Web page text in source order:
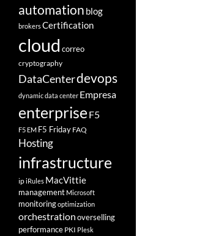
automation blog
brokersCertification
cloud correo
cryptography
DataCenterdevops
dynamic data center Empresa
enterprise F5
F5 EM F5 Friday FAQ
Hosting
infrastructure
ipiRules MacVittie
management Microsoft
monitoringoptimization
orchestrationoverselling
performance PKI Plesk